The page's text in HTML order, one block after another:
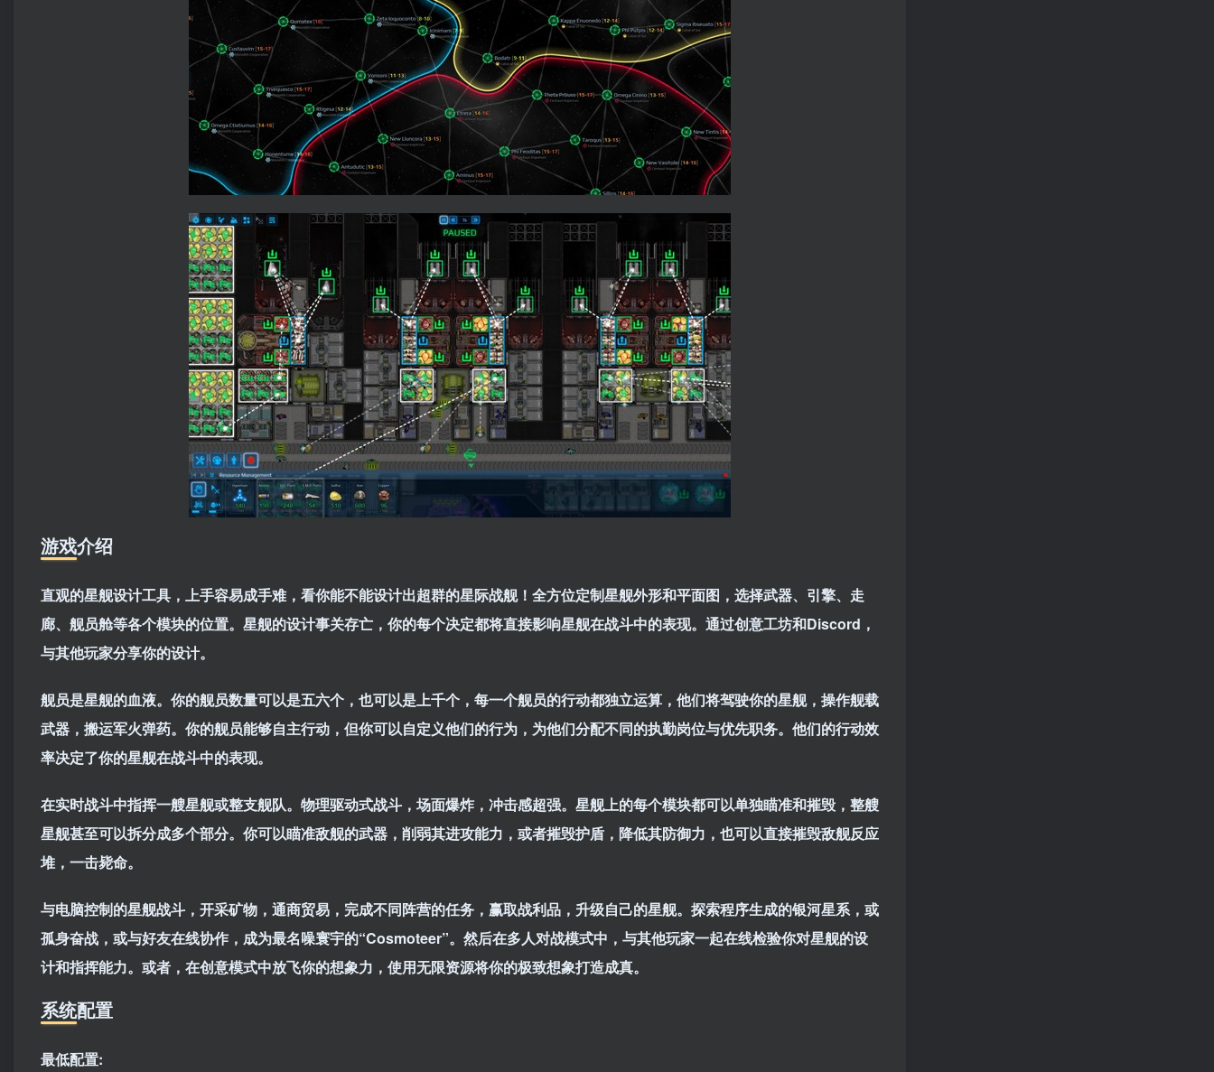
游戏介绍
直观的星舰设计工具，上手容易成手难，看你能不能设计出超群的星际战舰！全方位定制星舰外形和平面图，选择武器、引擎、走
廊、舰员舱等各个模块的位置。星舰的设计事关存亡，你的每个决定都将直接影响星舰在战斗中的表现。通过创意工坊和Discord，
与其他玩家分享你的设计。
舰员是星舰的血液。你的舰员数量可以是五六个，也可以是上千个，每一个舰员的行动都独立运算，他们将驾驶你的星舰，操作舰载
武器，搬运军火弹药。你的舰员能够自主行动，但你可以自定义他们的行为，为他们分配不同的执勤岗位与优先职务。他们的行动效
率决定了你的星舰在战斗中的表现。
在实时战斗中指挥一艘星舰或整支舰队。物理驱动式战斗，场面爆炸，冲击感超强。星舰上的每个模块都可以单独瞄准和摧毁，整艘
星舰甚至可以拆分成多个部分。你可以瞄准敌舰的武器，削弱其进攻能力，或者摧毁护盾，降低其防御力，也可以直接摧毁敌舰反应
堆，一击毙命。
与电脑控制的星舰战斗，开采矿物，通商贸易，完成不同阵营的任务，赢取战利品，升级自己的星舰。探索程序生成的银河星系，或
孤身奋战，或与好友在线协作，成为最名噪寰宇的“Cosmoteer”。然后在多人对战模式中，与其他玩家一起在线检验你对星舰的设
计和指挥能力。或者，在创意模式中放飞你的想象力，使用无限资源将你的极致想象打造成真。
系统配置
最低配置: